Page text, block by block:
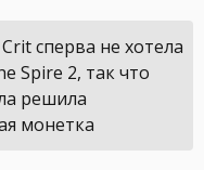
сперва не хотела
Spire 2, так что
решила
монетка